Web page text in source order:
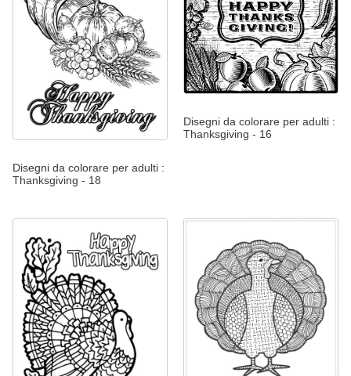
Disegni da colorare per adulti :
Thanksgiving - 18
Disegni da colorare per adulti :
Thanksgiving - 16